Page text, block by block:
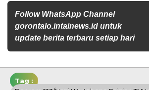
Follow WhatsApp Channel
gorontalo.intainews.id untuk
update berita terbaru setiap hari
Tag :